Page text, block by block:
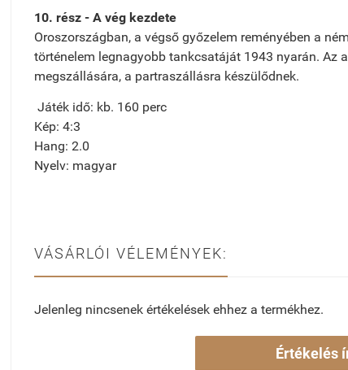
10. rész - A vég kezdete
Oroszországban, a végső győzelem reményében a
történelem legnagyobb tankcsatáját 1943 nyarán. Az
megszállására, a partraszállásra készülődnek.
Játék idő: kb. 160 perc
Kép: 4:3
Hang: 2.0
Nyelv: magyar
VÁSÁRLÓI VÉLEMÉNYEK:
Jelenleg nincsenek értékelések ehhez a termékhez.
Értékelés